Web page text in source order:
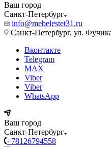
Ваш город
Санкт-Петербург
info@mebelestet31.ru
Санкт-Петербург, ул.
Вконтакте
Telegram
MAX
Viber
Viber
WhatsApp
Ваш город
Санкт-Петербург
+78126794558